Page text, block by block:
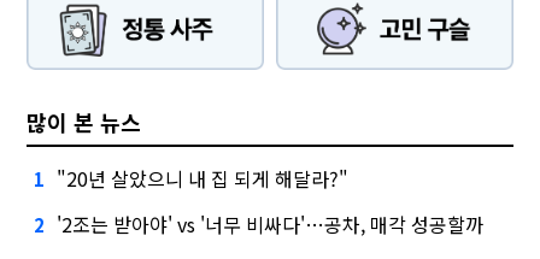
많이 본 뉴스
1 "20년 살았으니 내 집 되게 해달라?"
2 '2조는 받아야' vs '너무 비싸다'…공차, 매각 성공할까